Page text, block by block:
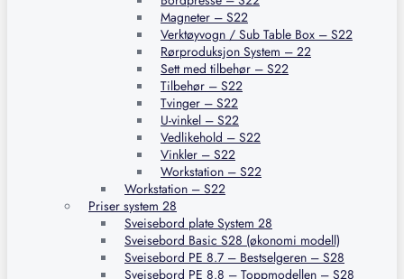
Magneter – S22
Verktøyvogn / Sub Table Box – S22
Rørproduksjon System – 22
Sett med tilbehør – S22
Tilbehør – S22
Tvinger – S22
U-vinkel – S22
Vedlikehold – S22
Vinkler – S22
Workstation – S22
Workstation – S22
Priser system 28
Sveisebord plate System 28
Sveisebord Basic S28 (økonomi modell)
Sveisebord PE 8.7 – Bestselgeren – S28
Sveisebord PE 8.8 – Toppmodellen – S28